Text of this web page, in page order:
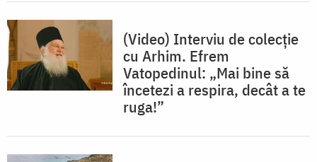
(Video) Interviu de colecție
cu Arhim. Efrem
Vatopedinul: „Mai bine să
încetezi a respira, decât a te
ruga!”